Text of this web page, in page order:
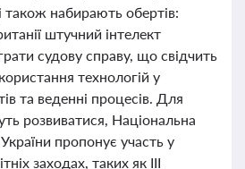
також набирають обертів:
штучний інтелект
судову справу, що свідчить
технологій у
та веденні процесів. Для
розвиватися, Національна
пропонує участь у
заходах, таких як ІІІ